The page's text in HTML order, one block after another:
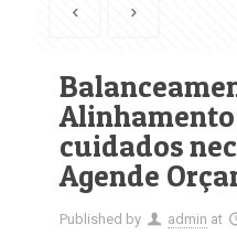
Alinhamento
cuidados
Agende
Published by admin at